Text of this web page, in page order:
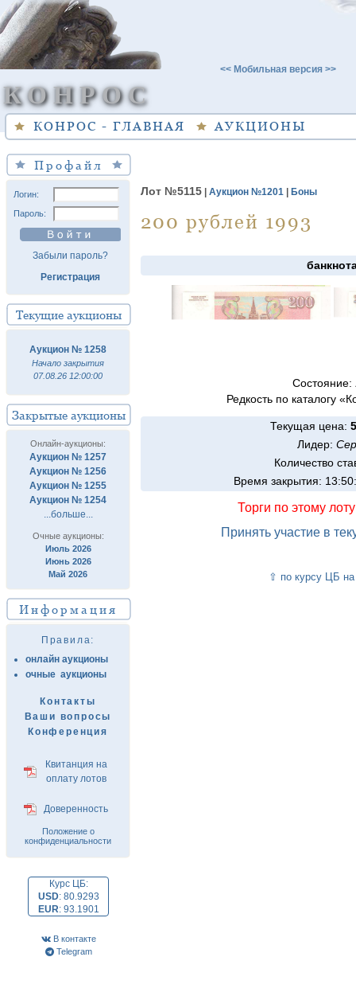
КОНРОС
КОНРОС - ГЛАВНАЯ АУКЦИОНЫ
Профайл
Логин:
Пароль:
Забыли пароль?
Регистрация
Текущие аукционы
Аукцион № 1258
Начало закрытия
07.08.26 12:00:00
Закрытые аукционы
Онлайн-аукционы:
Аукцион № 1257
Аукцион № 1256
Аукцион № 1255
Аукцион № 1254
...больше...
Очные аукционы:
Июль 2026
Июнь 2026
Май 2026
Информация
Правила:
онлайн аукционы
очные аукционы
Контакты
Ваши вопросы
Конференция
Квитанция на
оплату лотов
Доверенность
Положение о
конфиденциальности
Курс ЦБ:
USD: 80.9293
EUR: 93.1901
В контакте
Telegram
Лот №5115 Аукцион №1201 Боны
200 рублей 1993
Состояние:
Редкость по каталогу
Текущая цена:
Лидер:
Количество
Время закрытия:
Торги по этому
Принять участие в
⇧ по курсу ЦБ на
<< Мобильная версия >>